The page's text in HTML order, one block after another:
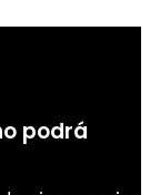
podrá